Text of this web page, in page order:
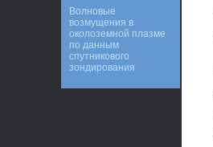
Волновые
возмущения в
околоземной плазме
по данным
спутникового
зондирования